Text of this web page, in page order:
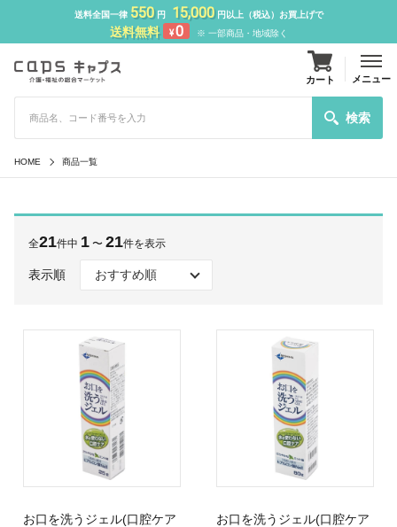
送料全国一律 550円 15,000円以上（税込）お買上げで
送料無料 ¥0 ※ 一部商品・地域除く
検索
カート メニュー
HOME 商品一覧
全21件中 1 〜 21件を表示
表示順
お口を洗うジェル(口腔ケア
お口を洗うジェル(口腔ケア